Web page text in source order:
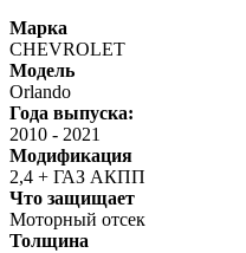
Марка
CHEVROLET
Модель
Orlando
Года выпуска:
2010 - 2021
Модификация
2,4 + ГАЗ АКПП
Что защищает
Моторный отсек
Толщина